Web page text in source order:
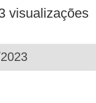
visualizações